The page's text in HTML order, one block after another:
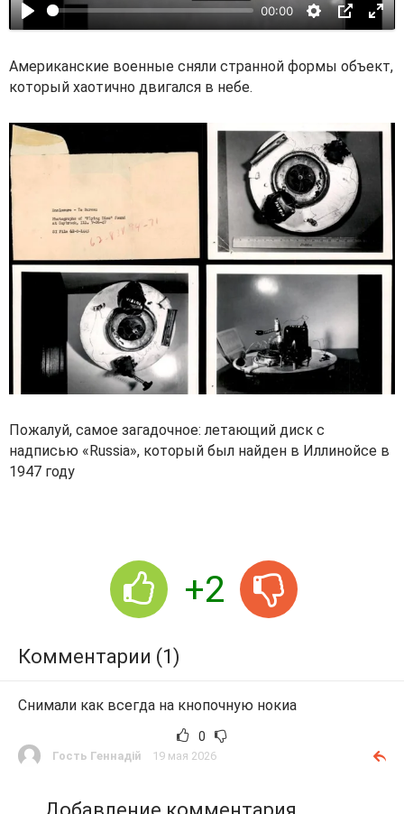
00:00
п
о
и
в
и
Американские военные сняли странной формы объект,
который хаотично двигался в небе.
Пожалуй, самое загадочное: летающий диск с
надписью «Russia», который был найден в Иллинойсе в
1947 году
+2
Комментарии (1)
Снимали как всегда на кнопочную нокиа
0
Гость Геннадій 19 мая 2026